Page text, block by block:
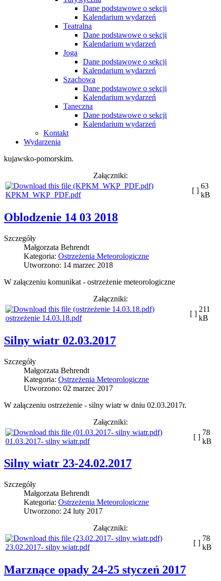
Dane podstawowe o sekcji
Kalendarium wydarzeń
Teatralna
Dane podstawowe o sekcji
Kalendarium wydarzeń
Joga
Dane podstawowe o sekcji
Kalendarium wydarzeń
Szachowa
Dane podstawowe o sekcji
Kalendarium wydarzeń
Taneczna
Dane podstawowe o sekcji
Kalendarium wydarzeń
Kontakt
Wydarzenia
kujawsko-pomorskim.
Załączniki:
KPKM_WKP_PDF.pdf
[ ]
63
kB
Oblodzenie 14 03 2018
Szczegóły
Małgorzata Behrendt
Kategoria: Ostrzeżenia Meteorologiczne
Utworzono: 14 marzec 2018
W załączeniu komunikat - ostrzeżenie meteorologiczne
Załączniki:
ostrzeżenie 14.03.18.pdf
[ ]
211
kB
Silny wiatr 02.03.2017
Szczegóły
Małgorzata Behrendt
Kategoria: Ostrzeżenia Meteorologiczne
Utworzono: 02 marzec 2017
W załączeniu ostrzeżenie - silny wiatr w dniu 02.03.2017r.
Załączniki:
01.03.2017- silny wiatr.pdf
[ ]
78
kB
Silny wiatr 23-24.02.2017
Szczegóły
Małgorzata Behrendt
Kategoria: Ostrzeżenia Meteorologiczne
Utworzono: 24 luty 2017
Załączniki:
23.02.2017- silny wiatr.pdf
[ ]
78
kB
Marznące opady 24-25 styczeń 2017